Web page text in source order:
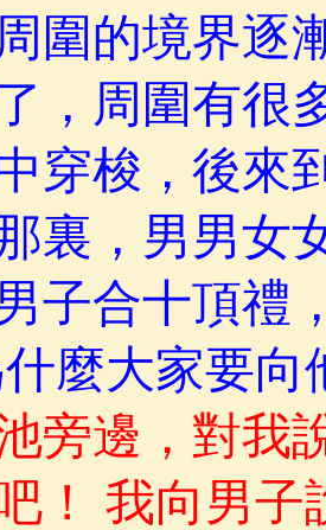
圍的境界逐
，周圍有很
穿梭，後來
裏，男男女
子合十頂禮
麼大家要
旁邊，對我
！ 我向男